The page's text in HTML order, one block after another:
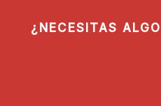
¿NECESITAS